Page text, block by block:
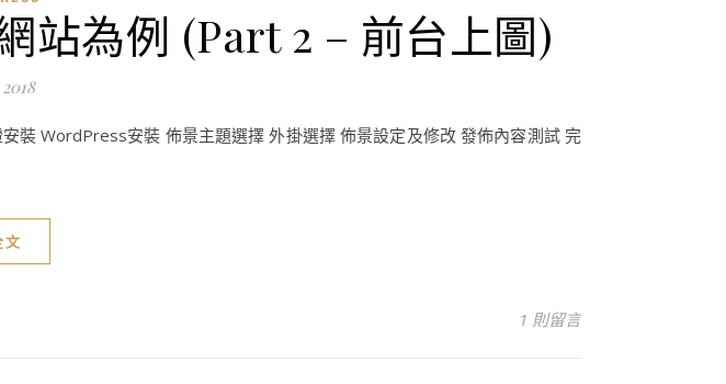
站為例 (Part 2 – 前台上圖)
裝 WordPress安裝 佈景主題選擇 外掛選擇 佈景設定及修改 發佈內容測試 完
文
1 則留言